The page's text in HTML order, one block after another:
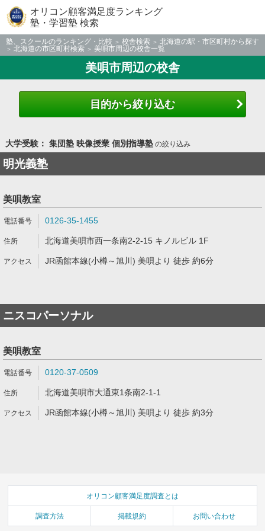
オリコン顧客満足度ランキング
塾・学習塾 検索
塾、スクールのランキング・比較 校舎検索
北海道の駅・市区町村から探す
北海道の市区町村検索
美唄市周辺の校舎一覧
美唄市周辺の校舎
目的から絞り込む
大学受験： 集団塾 映像授業 個別指導塾の絞り込み
明光義塾
美唄教室
0126-35-1455
北海道美唄市西一条南2-2-15 キノルビル 1F
JR函館本線(小樽～旭川) 美唄より 徒歩 約6分
ニスコパーソナル
美唄教室
0120-37-0509
北海道美唄市大通東1条南2-1-1
JR函館本線(小樽～旭川) 美唄より 徒歩 約3分
オリコン顧客満足度調査とは
調査方法 掲載規約 お問い合わせ